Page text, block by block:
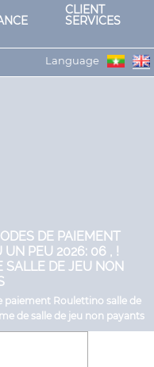
Language
CLIENT
SERVICES
DE PAIEMENT
UN PEU 2026: 06 , !
SALLE DE JEU NON
paiement Roulettino salle de
de salle de jeu non payants